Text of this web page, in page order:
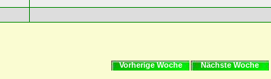
Vorherige Woche Nächste Woche